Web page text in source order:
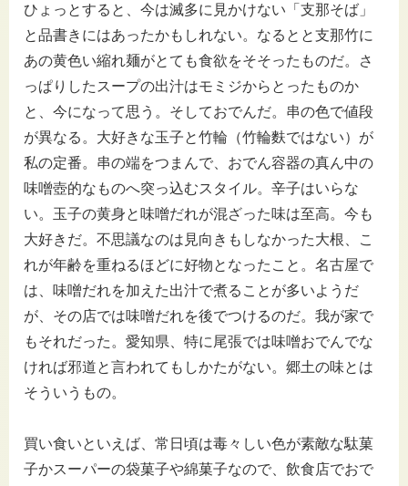
ひょっとすると、今は滅多に見かけない「支那そば」
と品書きにはあったかもしれない。なるとと支那竹に
あの黄色い縮れ麺がとても食欲をそそったものだ。さ
っぱりしたスープの出汁はモミジからとったものか
と、今になって思う。そしておでんだ。串の色で値段
が異なる。大好きな玉子と竹輪（竹輪麩ではない）が
私の定番。串の端をつまんで、おでん容器の真ん中の
味噌壺的なものへ突っ込むスタイル。辛子はいらな
い。玉子の黄身と味噌だれが混ざった味は至高。今も
大好きだ。不思議なのは見向きもしなかった大根、こ
れが年齢を重ねるほどに好物となったこと。名古屋で
は、味噌だれを加えた出汁で煮ることが多いようだ
が、その店では味噌だれを後でつけるのだ。我が家で
もそれだった。愛知県、特に尾張では味噌おでんでな
ければ邪道と言われてもしかたがない。郷土の味とは
そういうもの。
買い食いといえば、常日頃は毒々しい色が素敵な駄菓
子かスーパーの袋菓子や綿菓子なので、飲食店でおで